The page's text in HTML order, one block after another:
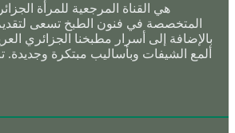
هي القناة المرجعية للمرأة
المتخصصة في فنون الطبخ تسعى
بالإضافة إلى أسرار مطبخنا الجزائري
ألمع الشيفات وبأساليب مبتكرة وجديدة.